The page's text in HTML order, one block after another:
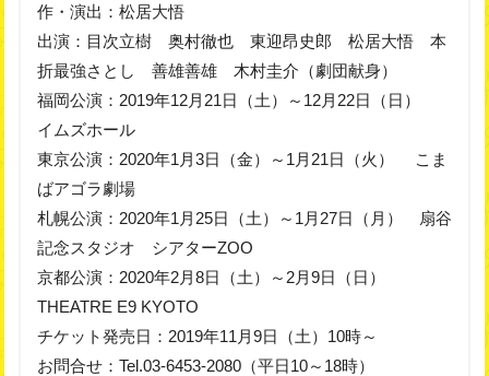
作・演出：松居大悟
出演：目次立樹 奥村徹也 東迎昂史郎 松居大悟 本
折最強さとし 善雄善雄 木村圭介（劇団献身）
福岡公演：2019年12月21日（土）～12月22日（日）
イムズホール
東京公演：2020年1月3日（金）～1月21日（火） こま
ばアゴラ劇場
札幌公演：2020年1月25日（土）～1月27日（月） 扇谷
記念スタジオ シアターZOO
京都公演：2020年2月8日（土）～2月9日（日）
THEATRE E9 KYOTO
チケット発売日：2019年11月9日（土）10時～
お問合せ：Tel.03-6453-2080（平日10～18時）